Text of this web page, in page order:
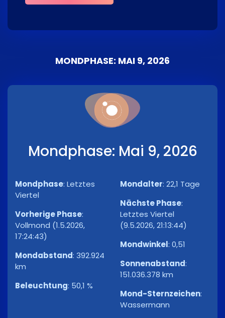
MONDPHASE: MAI 9, 2026
Mondphase: Mai 9, 2026
Mondphase: Letztes
Viertel
Vorherige Phase:
Vollmond (1.5.2026,
17:24:43)
Mondabstand: 392.924
km
Beleuchtung: 50,1 %
Mondalter: 22,1 Tage
Nächste Phase:
Letztes Viertel
(9.5.2026, 21:13:44)
Mondwinkel: 0,51
Sonnenabstand:
151.036.378 km
Mond-Sternzeichen:
Wassermann